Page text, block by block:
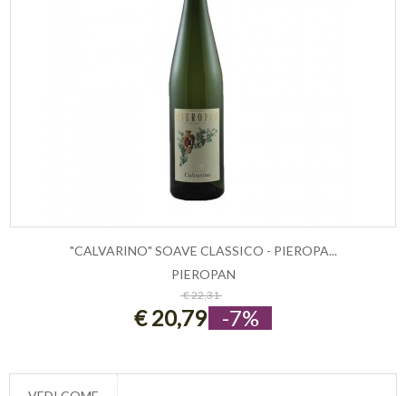
ESAURITO
"CALVARINO" SOAVE CLASSICO - PIEROPA...
PIEROPAN
€ 22,31
€ 20,79 -7%